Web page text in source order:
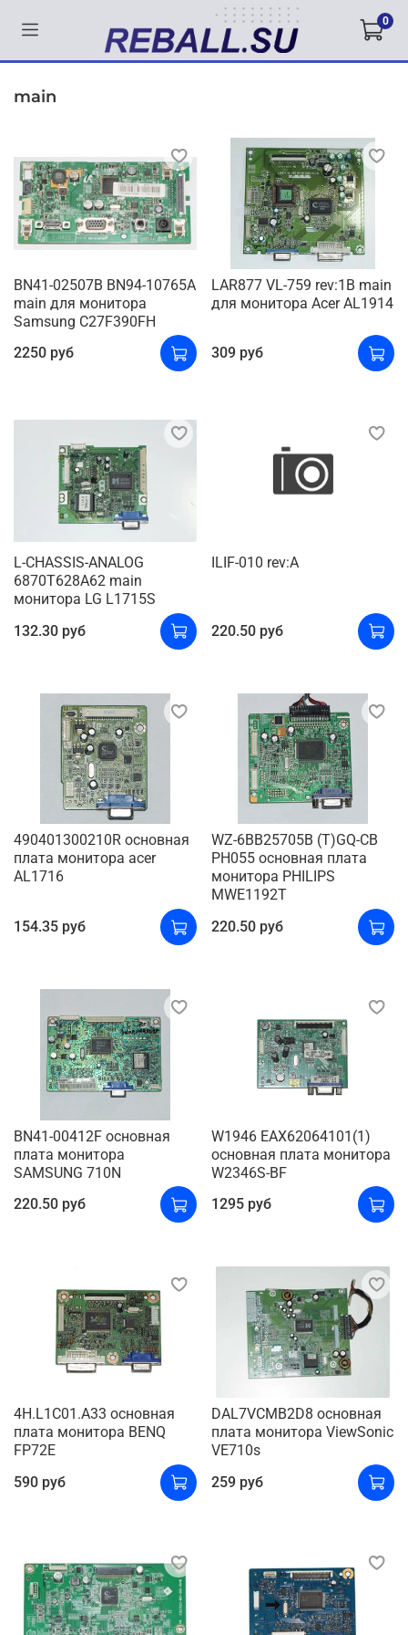
0
main
BN41-02507B BN94-10765A
main для монитора
Samsung C27F390FH
2250 руб
LAR877 VL-759 rev:1B main
для монитора Acer AL1914
309 руб
L-CHASSIS-ANALOG
6870T628A62 main
монитора LG L1715S
132.30 руб
ILIF-010 rev:A
220.50 руб
490401300210R основная
плата монитора acer
AL1716
154.35 руб
WZ-6BB25705B (T)GQ-CB
PH055 основная плата
монитора PHILIPS
MWE1192T
220.50 руб
BN41-00412F основная
плата монитора
SAMSUNG 710N
220.50 руб
W1946 EAX62064101(1)
основная плата монитора
W2346S-BF
1295 руб
4H.L1C01.A33 основная
плата монитора BENQ
FP72E
590 руб
DAL7VCMB2D8 основная
плата монитора ViewSonic
VE710s
259 руб